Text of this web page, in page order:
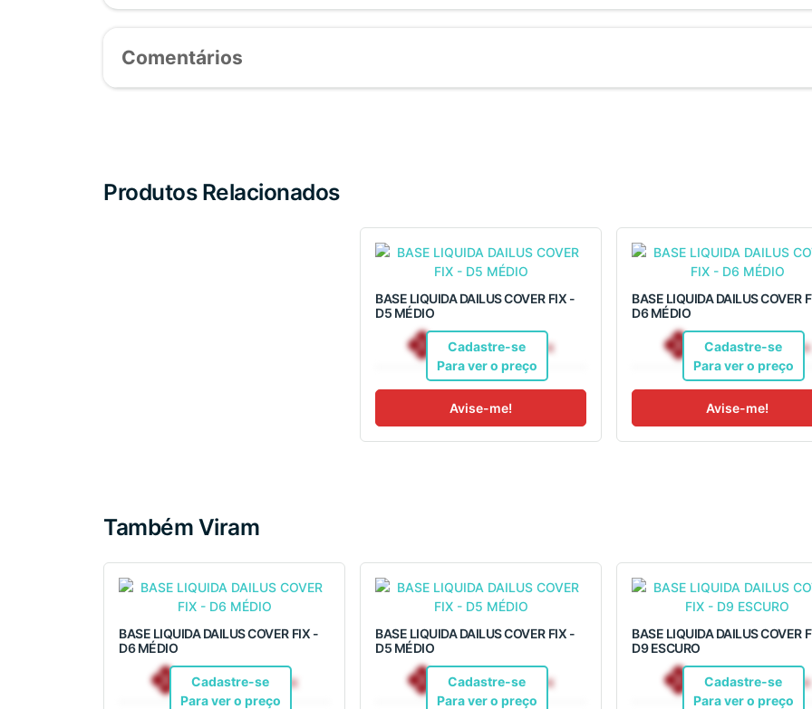
Comentários
Produtos Relacionados
BASE LIQUIDA DAILUS COVER FIX -
D5 MÉDIO
Cadastre-se
Para ver o preço
R$ 32,36 Pix
Avise-me!
BASE LIQUIDA DAILUS COVER
D6 MÉDIO
Cadastre-se
Para ver o preço
R$ 32,36 Pix
Avise-me!
Também Viram
BASE LIQUIDA DAILUS COVER FIX -
D6 MÉDIO
Cadastre-se
Para ver o preço
R$ 32,36 Pix
BASE LIQUIDA DAILUS COVER FIX -
D5 MÉDIO
Cadastre-se
Para ver o preço
R$ 32,36 Pix
BASE LIQUIDA DAILUS COVER
D9 ESCURO
Cadastre-se
Para ver o preço
R$ 32,36 Pix